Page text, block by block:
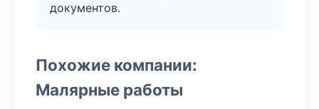
документов.
Похожие компании:
Малярные работы